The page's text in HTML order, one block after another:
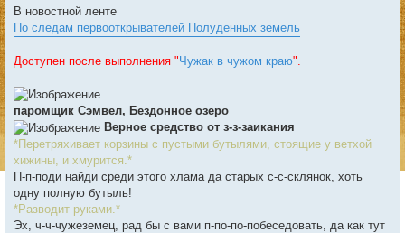
о
щ
и
В новостной ленте
По следам первооткрывателей Полуденных земель
Доступен после выполнения "Чужак в чужом краю".
паромщик Сэмвел, Бездонное озеро
Верное средство от з-з-заикания
*Перетряхивает корзины с пустыми бутылями, стоящие у ветхой
хижины, и хмурится.*
П-п-поди найди среди этого хлама да старых с-с-склянок, хоть
одну полную бутыль!
*Разводит руками.*
Эх, ч-ч-чужеземец, рад бы с вами п-по-по-побеседовать, да как тут